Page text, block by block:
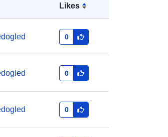
Likes
0
0
0
5364-430b-95dc-
88u/dataset/da
430b-95dc-